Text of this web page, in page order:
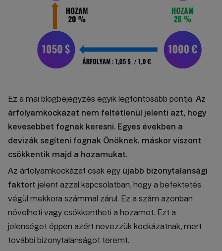
Ez a mai blogbejegyzés egyik legfontosabb pontja. Az
árfolyamkockázat nem feltétlenül jelenti azt, hogy
kevesebbet fognak keresni. Egyes években a
devizák segíteni fognak Önöknek, máskor viszont
csökkentik majd a hozamukat.
Az árfolyamkockázat csak egy újabb bizonytalansági
faktort jelent azzal kapcsolatban, hogy a befektetés
végül mekkora számmal zárul. Ez a szám azonban
növelheti vagy csökkentheti a hozamot. Ezt a
jelenséget éppen azért nevezzük kockázatnak, mert
további bizonytalanságot teremt.